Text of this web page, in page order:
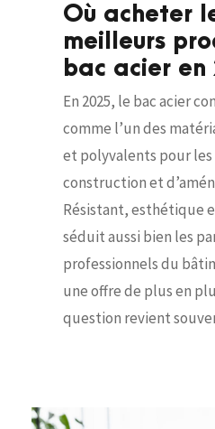
Où acheter
meilleurs
bac acier en
En 2025, le bac acier
comme l’un des
et polyvalents pour
construction et
Résistant, esthétique
séduit aussi bien les
professionnels du
une offre de plus en
question revient